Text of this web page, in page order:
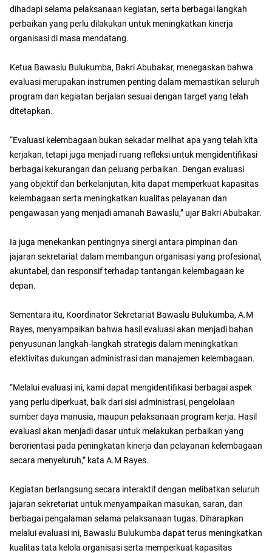
dihadapi selama pelaksanaan kegiatan, serta berbagai langkah
perbaikan yang perlu dilakukan untuk meningkatkan kinerja
organisasi di masa mendatang.
Ketua Bawaslu Bulukumba, Bakri Abubakar, menegaskan bahwa
evaluasi merupakan instrumen penting dalam memastikan seluruh
program dan kegiatan berjalan sesuai dengan target yang telah
ditetapkan.
“Evaluasi kelembagaan bukan sekadar melihat apa yang telah kita
kerjakan, tetapi juga menjadi ruang refleksi untuk mengidentifikasi
berbagai kekurangan dan peluang perbaikan. Dengan evaluasi
yang objektif dan berkelanjutan, kita dapat memperkuat kapasitas
kelembagaan serta meningkatkan kualitas pelayanan dan
pengawasan yang menjadi amanah Bawaslu,” ujar Bakri Abubakar.
Ia juga menekankan pentingnya sinergi antara pimpinan dan
jajaran sekretariat dalam membangun organisasi yang profesional,
akuntabel, dan responsif terhadap tantangan kelembagaan ke
depan.
Sementara itu, Koordinator Sekretariat Bawaslu Bulukumba, A.M
Rayes, menyampaikan bahwa hasil evaluasi akan menjadi bahan
penyusunan langkah-langkah strategis dalam meningkatkan
efektivitas dukungan administrasi dan manajemen kelembagaan.
“Melalui evaluasi ini, kami dapat mengidentifikasi berbagai aspek
yang perlu diperkuat, baik dari sisi administrasi, pengelolaan
sumber daya manusia, maupun pelaksanaan program kerja. Hasil
evaluasi akan menjadi dasar untuk melakukan perbaikan yang
berorientasi pada peningkatan kinerja dan pelayanan kelembagaan
secara menyeluruh,” kata A.M Rayes.
Kegiatan berlangsung secara interaktif dengan melibatkan seluruh
jajaran sekretariat untuk menyampaikan masukan, saran, dan
berbagai pengalaman selama pelaksanaan tugas. Diharapkan
melalui evaluasi ini, Bawaslu Bulukumba dapat terus meningkatkan
kualitas tata kelola organisasi serta memperkuat kapasitas